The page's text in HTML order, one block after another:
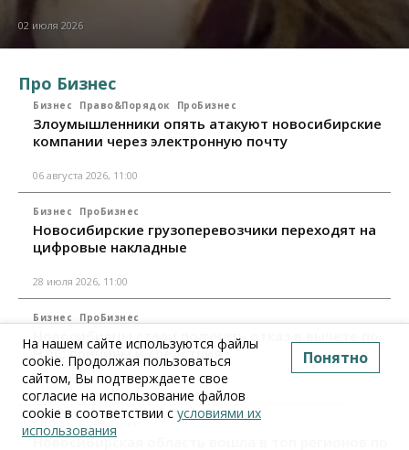
02 июля 2026
Про Бизнес
Бизнес Право&Порядок ПроБизнес
Злоумышленники опять атакуют новосибирские
компании через электронную почту
06 августа 2026, 11:00
Бизнес ПроБизнес
Новосибирские грузоперевозчики переходят на
цифровые накладные
28 июля 2026, 11:00
Бизнес ПроБизнес
Новосибирцы стали получать отказ в вычете по
НДС: причины и следствия
24 июля 2026, 10:30
Новосибирская область вошла в топ регионов по
На нашем сайте используются файлы
cookie. Продолжая пользоваться
сайтом, Вы подтверждаете свое
согласие на использование файлов
cookie в соответствии с условиями их
использования
Понятно